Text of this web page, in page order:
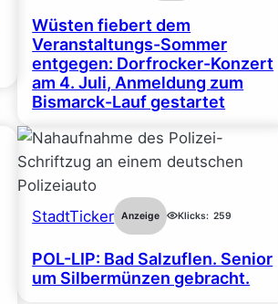
Wüsten fiebert dem
Veranstaltungs-Sommer
entgegen: Dorfrocker-Konzert
am 4. Juli, Anmeldung zum
Bismarck-Lauf gestartet
StadtTicker Anzeige Klicks: 259
POL-LIP: Bad Salzuflen. Senior
um Silbermünzen gebracht.